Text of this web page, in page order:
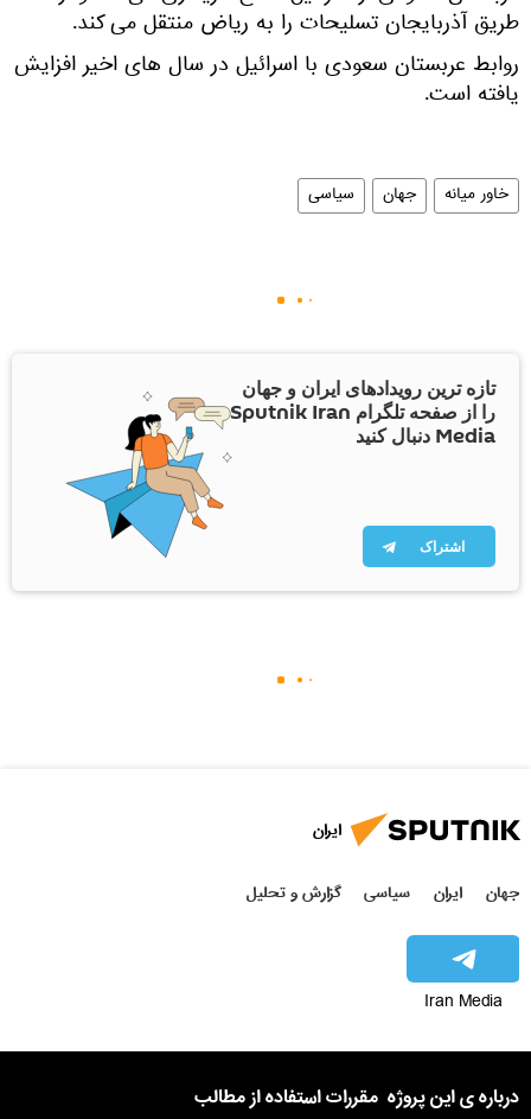
طریق آذربایجان تسلیحات را به ریاض منتقل می کند.
روابط عربستان سعودی با اسرائیل در سال های اخیر افزایش
یافته است.
خاور میانه جهان سیاسی
تازه ترین رویدادهای ایران و جهان
را از صفحه تلگرام Sputnik Iran
Media دنبال کنید
اشتراک
ایران
جهان ایران سیاسی گزارش و تحلیل
Iran Media
درباره ی این پروژه مقررات استفاده از مطالب